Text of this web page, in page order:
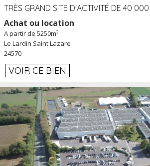
Achat ou location
A partir de 5250m²
Le Lardin Saint Lazare
24570
VOIR CE BIEN